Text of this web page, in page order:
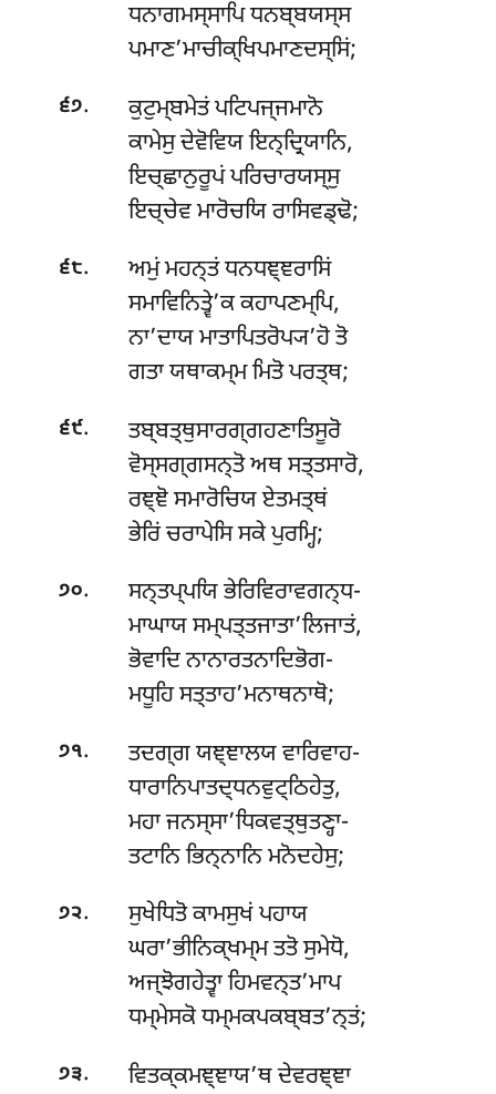
ਧਨਾਗਮਸ੍ਸਾਪਿ ਧਨਬ੍ਬਯਸ੍ਸ
ਪਮਾਣ’ਮਾਚੀਕ੍ਖਿਪਮਾਣਦਸ੍ਸਿਂ;
੬੭.
ਕੁਟੁਮ੍ਬਮੇਤਂ ਪਟਿਪਜ੍ਜਮਾਨੋ
ਕਾਮੇਸੁ ਦੇਵੋਵਿਯ ਇਨ੍ਦ੍ਰਿਯਾਨਿ,
ਇਚ੍ਛਾਨੁਰੂਪਂ ਪਰਿਚਾਰਯਸ੍ਸੁ
ਇਚ੍ਚੇਵ ਮਾਰੋਚਯਿ ਰਾਸਿਵਡ੍ਢੋ;
੬੮.
ਅਮੁਂ ਮਹਨ੍ਤਂ ਧਨਧਞ੍ਞਰਾਸਿਂ
ਸਮਾਵਿਨਿਤ੍ਵੇ’ਕ ਕਹਾਪਣਮ੍ਪਿ,
ਨਾ’ਦਾਯ ਮਾਤਾਪਿਤਰੋਪ੍ਯ’ਹੋ ਤੋ
ਗਤਾ ਯਥਾਕਮ੍ਮ ਮਿਤੋ ਪਰਤ੍ਥ;
੬੯.
ਤਬ੍ਬਤ੍ਥੁਸਾਰਗ੍ਗਹਣਾਤਿਸੂਰੋ
ਵੋਸ੍ਸਗ੍ਗਸਨ੍ਤੋ ਅਥ ਸਤ੍ਤਸਾਰੋ,
ਰਞ੍ਞੋ ਸਮਾਰੋਚਿਯ ਏਤਮਤ੍ਥਂ
ਭੇਰਿਂ ਚਰਾਪੇਸਿ ਸਕੇ ਪੁਰਮ੍ਹਿ;
੭੦.
ਸਨ੍ਤਪ੍ਪਯਿ ਭੇਰਿਵਿਰਾਵਗਨ੍ਧ-
ਮਾਘਾਯ ਸਮ੍ਪਤ੍ਤਜਾਤਾ’ਲਿਜਾਤਂ,
ਭੋਵਾਦਿ ਨਾਨਾਰਤਨਾਦਿਭੋਗ-
ਮਧੂਹਿ ਸਤ੍ਤਾਹ’ਮਨਾਥਨਾਥੋ;
੭੧.
ਤਦਗ੍ਗ ਯਞ੍ਞਾਲਯ ਵਾਰਿਵਾਹ-
ਧਾਰਾਨਿਪਾਤਦ੍ਧਨਵੁਟ੍ਠਿਹੇਤੁ,
ਮਹਾ ਜਨਸ੍ਸਾ’ਧਿਕਵਤ੍ਥੁਤਣ੍ਹਾ-
ਤਟਾਨਿ ਭਿਨ੍ਨਾਨਿ ਮਨੋਦਹੇਸੁ;
੭੨.
ਸੁਖੇਧਿਤੋ ਕਾਮਸੁਖਂ ਪਹਾਯ
ਘਰਾ’ਭੀਨਿਕ੍ਖਮ੍ਮ ਤਤੋ ਸੁਮੇਧੋ,
ਅਜ੍ਝੋਗਹੇਤ੍ਵਾ ਹਿਮਵਨ੍ਤ’ਮਾਪ
ਧਮ੍ਮੇਸਕੋ ਧਮ੍ਮਕਪਕਬ੍ਬਤ’ਨ੍ਤਂ;
੭੩. ਵਿਤਕ੍ਕਮਞ੍ਞਾਯ’ਥ ਦੇਵਰਞ੍ਞਾ